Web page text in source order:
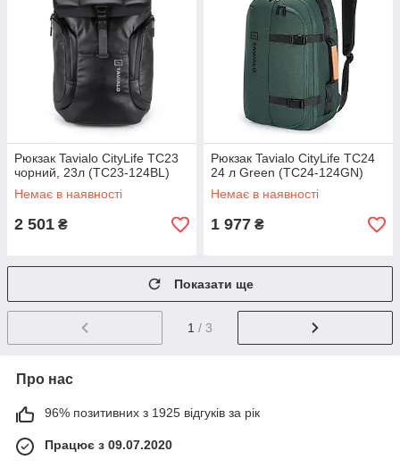
Рюкзак Tavialo CityLife TC23
чорний, 23л (TC23-124BL)
Немає в наявності
2 501 ₴
Рюкзак Tavialo CityLife TC24
24 л Green (TC24-124GN)
Немає в наявності
1 977 ₴
Показати ще
1 / 3
Про нас
96% позитивних з 1925 відгуків за рік
Працює з 09.07.2020